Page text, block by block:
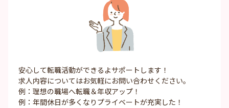
安心して転職活動ができるよサポートします！
求人内容についてはお気軽にお問い合わせください。
例：理想の職場へ転職＆年収アップ！
例：年間休日が多くなりプライベートが充実した！